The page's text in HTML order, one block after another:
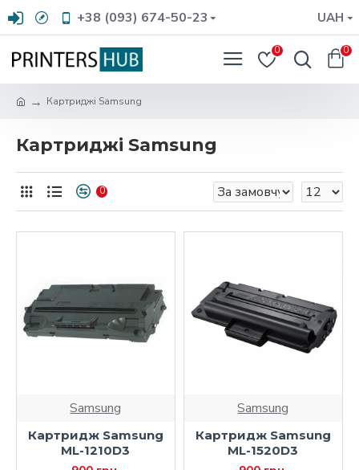
+38 (093) 674-50-23 UAH
0 0
Картриджі Samsung
Картриджі Samsung
0
Samsung
Картридж Samsung
ML-1210D3
Samsung
Картридж Samsung
ML-1520D3